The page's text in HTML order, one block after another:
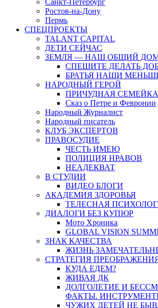
Санкт-Петербург
Ростов-на-Дону
Пермь
СПЕЦПРОЕКТЫ
TALANT CAPITAL
ДЕТИ СЕЙЧАС
ЗЕМЛЯ — НАШ ОБЩИЙ
СПЕШИТЕ ДЕЛАТЬ
БРАТЬЯ НАШИ
НАРОДНЫЙ ГЕРОЙ
ПРИЧУДНАЯ СЕМЕЙКА
Сказ о Петре и Февронии
Народный Журналист
Народный писатель
КЛУБ ЭКСПЕРТОВ
ПРАВОСУДИЕ
ЧЕСТЬ ИМЕЮ
ПОЛИЦИЯ НРАВОВ
НЕАДЕКВАТ
В СТУДИИ
ВИДЕО БЛОГИ
АКАДЕМИЯ ЗДОРОВЬЯ
ТЕЛЕСНАЯ
ДИАЛОГИ БЕЗ КУПЮР
Мото Хроника
GLOBAL VISION
ЗНАК КАЧЕСТВА
ЖИЗНЬ
СТРАТЕГИЯ
КУДА ЕДЕМ?
ЖИВАЯ ДК
ДОЛГОЛЕТИЕ И
ФАКТЫ.
ЧУЖИХ ДЕТЕЙ НЕ